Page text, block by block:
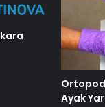
Ayak